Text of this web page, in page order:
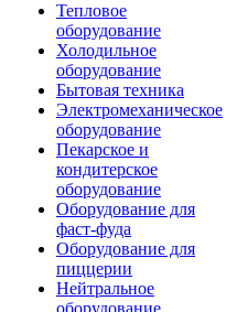
Тепловое
оборудование
Холодильное
оборудование
Бытовая техника
Электромеханическое
оборудование
Пекарское и
кондитерское
оборудование
Оборудование для
фаст-фуда
Оборудование для
пиццерии
Нейтральное
оборудование